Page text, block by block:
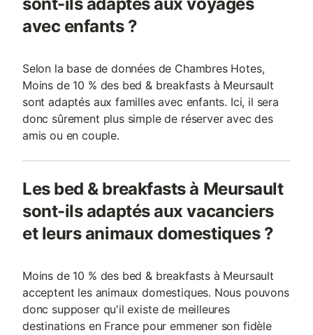
avec enfants ?
Selon la base de données de Chambres Hotes,
Moins de 10 % des bed & breakfasts à Meursault
sont adaptés aux familles avec enfants. Ici, il sera
donc sûrement plus simple de réserver avec des
amis ou en couple.
Les bed & breakfasts à Meursault
sont-ils adaptés aux vacanciers
et leurs animaux domestiques ?
Moins de 10 % des bed & breakfasts à Meursault
acceptent les animaux domestiques. Nous pouvons
donc supposer qu'il existe de meilleures
destinations en France pour emmener son fidèle